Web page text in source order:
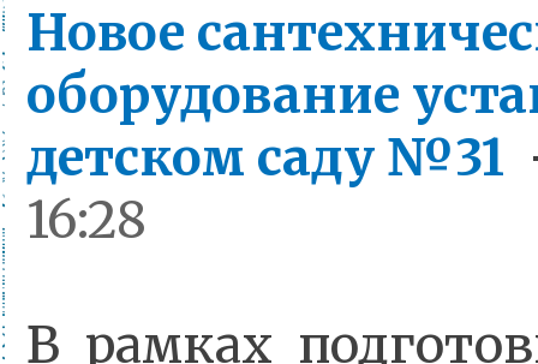
Новое
оборудование
детском саду №31
16:28
В рамках